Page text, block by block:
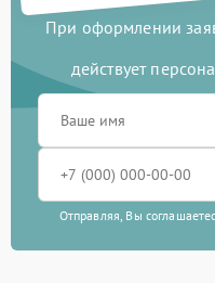
При оформлении
действует
Отправляя, Вы